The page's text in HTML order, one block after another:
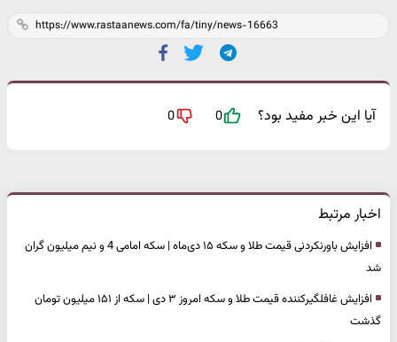
آیا این خبر مفید بود؟ 0
0
اخبار مرتبط
افزایش باورنکردنی قیمت طلا و سکه ۱۵ دی‌ماه | سکه امامی 4 و نیم میلیون گران
شد
افزایش غافلگیرکننده قیمت طلا و سکه امروز ۳ دی‌ | سکه از ۱۵۱ میلیون تومان
گذشت